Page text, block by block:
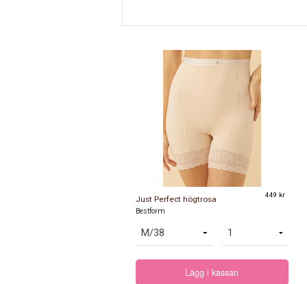
Just Perfect högtrosa 449 kr
Bestform
Lägg i kassan